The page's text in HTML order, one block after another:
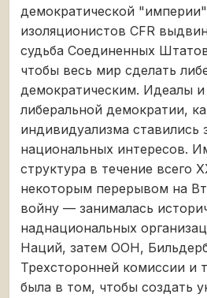
демократической
изоляционистов CFR
судьба Соединенных
чтобы весь мир сделать
демократическим. Идеалы
либеральной демократии,
индивидуализма ставились
национальных интересов.
структура в течение всего
некоторым перерывом на
войну — занималась
наднациональных
Наций, затем ООН,
Трехсторонней комиссии и
была в том, чтобы создать